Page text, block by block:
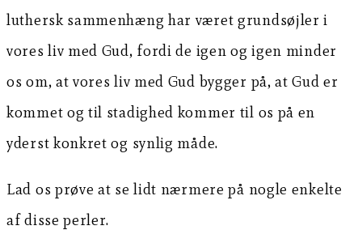
luthersk sammenhæng har været grundsøjler i
vores liv med Gud, fordi de igen og igen minder
os om, at vores liv med Gud bygger på, at Gud er
kommet og til stadighed kommer til os på en
yderst konkret og synlig måde.
Lad os prøve at se lidt nærmere på nogle enkelte
af disse perler.